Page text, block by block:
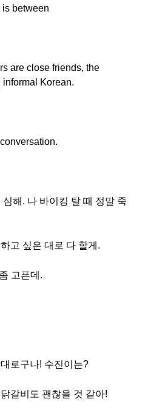
between
are close friends, the
Korean.
해. 나 바이킹 탈 때 정말 죽
고 싶은 대로 다 할게.
고픈데.
로구나! 수진이는?
갈비도 괜찮을 것 같아!